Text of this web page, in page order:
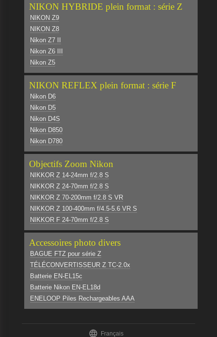
NIKON HYBRIDE plein format : série Z
NIKON Z9
NIKON Z8
Nikon Z7 II
Nikon Z6 III
Nikon Z5
NIKON REFLEX plein format : série F
Nikon D6
Nikon D5
Nikon D4S
Nikon D850
Nikon D780
Objectifs Zoom Nikon
NIKKOR Z 14-24mm f/2.8 S
NIKKOR Z 24-70mm f/2.8 S
NIKKOR Z 70-200mm f/2.8 S VR
NIKKOR Z 100-400mm f/4.5-5.6 VR S
NIKKOR F 24-70mm f/2.8 S
Accessoires photo divers
BAGUE FTZ pour série Z
TÉLÉCONVERTISSEUR Z TC-2.0x
Batterie EN-EL15c
Batterie Nikon EN-EL18d
ENELOOP Piles Rechargeables AAA
 Français